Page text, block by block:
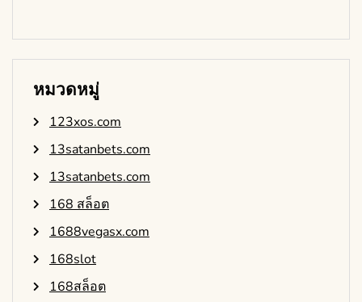
หมวดหมู่
123xos.com
13satanbets.com
13satanbets.com
168 สล็อต
1688vegasx.com
168slot
168สล็อต